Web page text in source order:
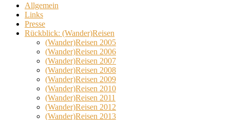
Allgemein
Links
Presse
Rückblick: (Wander)Reisen
(Wander)Reisen 2005
(Wander)Reisen 2006
(Wander)Reisen 2007
(Wander)Reisen 2008
(Wander)Reisen 2009
(Wander)Reisen 2010
(Wander)Reisen 2011
(Wander)Reisen 2012
(Wander)Reisen 2013